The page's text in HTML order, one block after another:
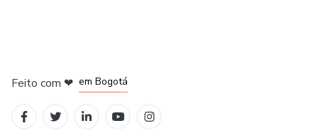
Feito com ❤ em Bogotá